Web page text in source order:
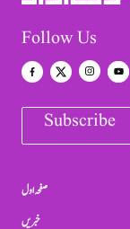
Follow Us
Subscribe
صفحہ اول
خبریں